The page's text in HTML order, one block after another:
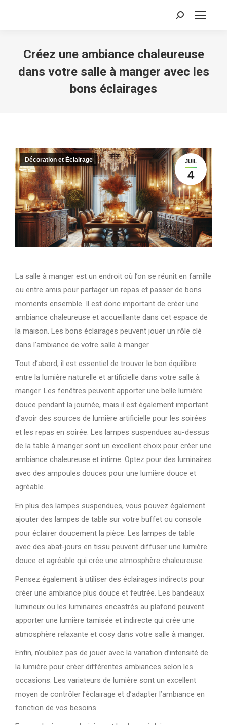
Recherche
Créez une ambiance chaleureuse
dans votre salle à manger avec les
bons éclairages
JUIL
4
Décoration et Éclairage
La salle à manger est un endroit où l’on se réunit en famille
ou entre amis pour partager un repas et passer de bons
moments ensemble. Il est donc important de créer une
ambiance chaleureuse et accueillante dans cet espace de
la maison. Les bons éclairages peuvent jouer un rôle clé
dans l’ambiance de votre salle à manger.
Tout d’abord, il est essentiel de trouver le bon équilibre
entre la lumière naturelle et artificielle dans votre salle à
manger. Les fenêtres peuvent apporter une belle lumière
douce pendant la journée, mais il est également important
d’avoir des sources de lumière artificielle pour les soirées
et les repas en soirée. Les lampes suspendues au-dessus
de la table à manger sont un excellent choix pour créer une
ambiance chaleureuse et intime. Optez pour des luminaires
avec des ampoules douces pour une lumière douce et
agréable.
En plus des lampes suspendues, vous pouvez également
ajouter des lampes de table sur votre buffet ou console
pour éclairer doucement la pièce. Les lampes de table
avec des abat-jours en tissu peuvent diffuser une lumière
douce et agréable qui crée une atmosphère chaleureuse.
Pensez également à utiliser des éclairages indirects pour
créer une ambiance plus douce et feutrée. Les bandeaux
lumineux ou les luminaires encastrés au plafond peuvent
apporter une lumière tamisée et indirecte qui crée une
atmosphère relaxante et cosy dans votre salle à manger.
Enfin, n’oubliez pas de jouer avec la variation d’intensité de
la lumière pour créer différentes ambiances selon les
occasions. Les variateurs de lumière sont un excellent
moyen de contrôler l’éclairage et d’adapter l’ambiance en
fonction de vos besoins.